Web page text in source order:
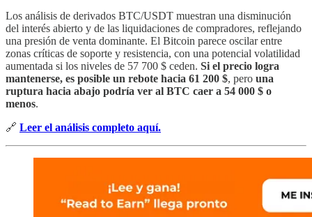
Los análisis de derivados BTC/USDT muestran una disminución
del interés abierto y de las liquidaciones de compradores, reflejando
una presión de venta dominante. El Bitcoin parece oscilar entre
zonas críticas de soporte y resistencia, con una potencial volatilidad
aumentada si los niveles de 57 700 $ ceden. Si el precio logra
mantenerse, es posible un rebote hacia 61 200 $, pero una
ruptura hacia abajo podría ver al BTC caer a 54 000 $ o
menos.
🔗 Leer el análisis completo aquí.